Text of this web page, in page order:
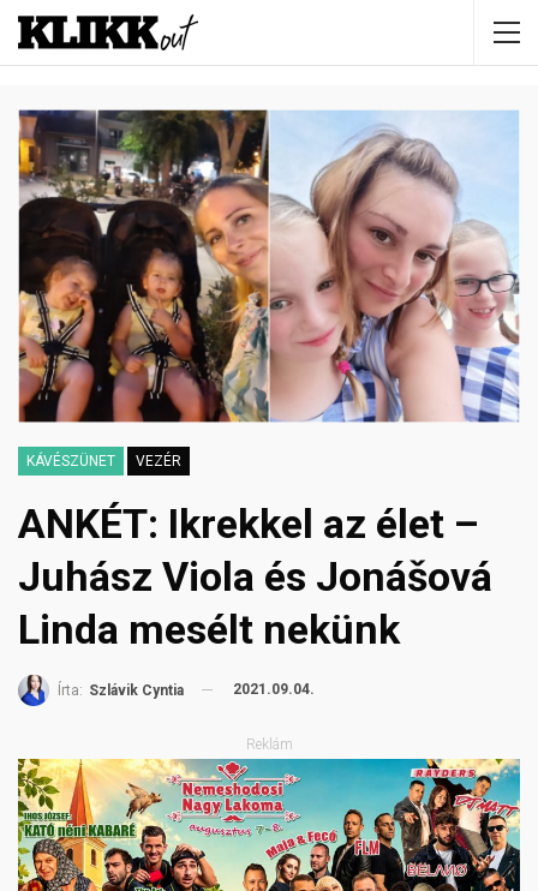
KÁVÉSZÜNET VEZÉR
ANKÉT: Ikrekkel az élet –
Juhász Viola és Jonášová
Linda mesélt nekünk
Írta: Szlávik Cyntia 2021.09.04.
Reklám